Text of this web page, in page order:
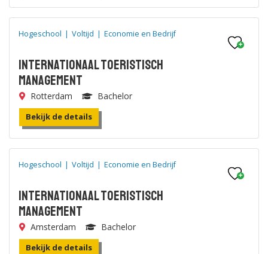
Hogeschool | Voltijd | Economie en Bedrijf
Internationaal Toeristisch
Management
Rotterdam Bachelor
Bekijk de details
Hogeschool | Voltijd | Economie en Bedrijf
Internationaal Toeristisch
Management
Amsterdam Bachelor
Bekijk de details